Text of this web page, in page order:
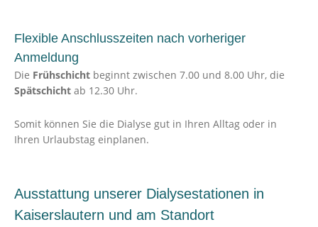
Flexible Anschlusszeiten nach vorheriger
Anmeldung
Die Frühschicht beginnt zwischen 7.00 und 8.00 Uhr, die
Spätschicht ab 12.30 Uhr.
Somit können Sie die Dialyse gut in Ihren Alltag oder in
Ihren Urlaubstag einplanen.
Ausstattung unserer Dialysestationen in
Kaiserslautern und am Standort